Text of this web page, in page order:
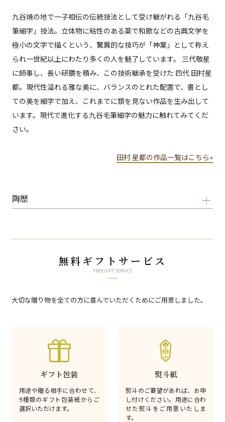
九谷焼の地で一子相伝の伝統技法として受け継がれる「九谷毛
筆細字」技法。立体物に粘性のある薬で和歌などの古典文学を
極小の文字で描くという、驚異的な技巧が「神業」として称え
られ一世紀以上にわたり多くの人を魅了しています。 三代敬星
に師事し、長い研鑽を積み、この技術継承を受けた 四代 田村星
都。現代性溢れる雅な美に、バランスのとれた配置で、書とし
ての美を細字で加え、これまでに類を見ない作品を生み出して
います。現代で進化する九谷毛筆細字の魅力に触れてみてくだ
さい。
田村 星都の作品一覧はこちら»
陶歴
無料ギフトサービス
FREE GIFT SERVICE
大切な贈り物を全ての方に喜んでいただくためにご用意しました。
ギフト包装
用途や贈る相手に合わせて、
9種類のギフト包装紙からご
選択いただけます。
熨斗紙
熨斗のご要望があれば、お申
し付けください。用途に合わ
せた熨斗をご用意いたしま
す。